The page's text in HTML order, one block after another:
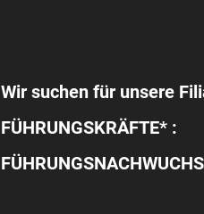
Wir suchen für unsere
FÜHRUNGSKRÄFTE* :